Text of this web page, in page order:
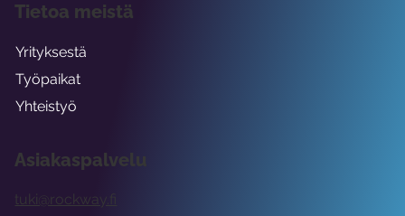
Asiakaspalvelu
tuki@rockway.fi
Tietoa meistä
Yrityksestä
Työpaikat
Yhteistyö